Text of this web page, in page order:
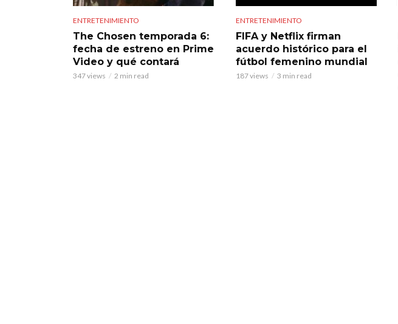
ENTRETENIMIENTO
The Chosen temporada 6:
fecha de estreno en Prime
Video y qué contará
347 views 2 min read
ENTRETENIMIENTO
FIFA y Netflix firman
acuerdo histórico para el
fútbol femenino mundial
187 views 3 min read